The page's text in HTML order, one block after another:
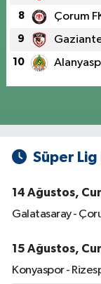
8 Çorum
9
10
Süper
14 Ağustos,
Galatasaray -
15 Ağustos,
Konyaspor -